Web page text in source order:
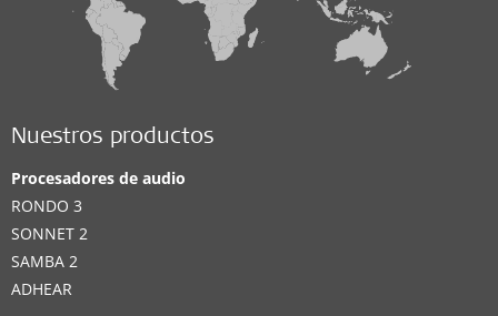
Nuestros productos
Procesadores de audio
RONDO 3
SONNET 2
SAMBA 2
ADHEAR